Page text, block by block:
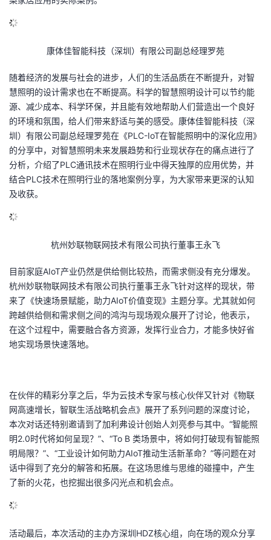
康体佳智能科技（深圳）有限公司副总经理罗苑
随着经济的发展与社会的进步，人们的生活品质在不断提升，对智
慧照明的设计需求也在不断提高。科学的智慧照明设计可以节约能
源、减少成本、科学环保，并且能有效地帮助人们营造出一个良好
的环境和氛围，给人们带来舒适与美的感受。康体佳智能科技（深
圳）有限公司副总经理罗苑在《PLC-IoT在智能照明中的深化应用》
的分享中，对智慧照明未来发展趋势和行业现状存在的痛点进行了
分析，介绍了PLC通讯技术在照明行业中得天独厚的应用优势，并
结合PLC技术在照明行业的落地案例分享，为大家带来更深的认知
及收获。
杭州妙联物联网技术有限公司执行董事王永飞
目前家庭AIoT产业仍然是供给侧比较热，而需求侧没有充分爆发。
杭州妙联物联网技术有限公司执行董事王永飞针对这样的现状，带
来了《快速场景赋能，助力AIoT价值变现》主题分享。尤其就如何
跨越供给侧和需求侧之间的鸿沟与现场观众展开了讨论，他表示，
在这个过程中，需要融合各方资源，发挥行业合力，才能多快好省
地实现场景快速落地。
在伙伴的精彩分享之后，华为云技术专家与核心伙伴又针对《物联
网高速增长，智联生活战略机会点》展开了系列问题的深度讨论，
本次对话还特别邀请到了加利弗设计创始人刘亮参与其中。“智能照
明2.0时代将如何呈现？”、“To B 类场景中，将如何打破现有智能照
明局限？”、“工业设计如何助力AIoT推动生活新革命？”等问题在对
话中得到了充分的解答和拓展。在这场思维与思维的碰撞中，产生
了新的火花，也挖掘出很多闪光点和机会点。
活动最后，本次活动的主办方深圳HDZ核心组，向在场的观众分享